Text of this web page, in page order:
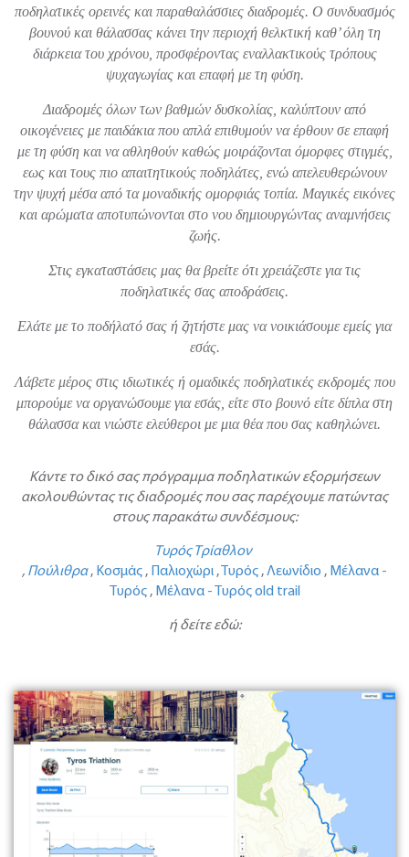
ποδηλατικές ορεινές και παραθαλάσσιες διαδρομές. Ο συνδυασμός
βουνού και θάλασσας κάνει την περιοχή θελκτική καθ’ όλη τη
διάρκεια του χρόνου, προσφέροντας εναλλακτικούς τρόπους
ψυχαγωγίας και επαφή με τη φύση.
Διαδρομές όλων των βαθμών δυσκολίας, καλύπτουν από
οικογένειες με παιδάκια που απλά επιθυμούν να έρθουν σε επαφή
με τη φύση και να αθληθούν καθώς μοιράζονται όμορφες στιγμές,
εως και τους πιο απαιτητικούς ποδηλάτες, ενώ απελευθερώνουν
την ψυχή μέσα από τα μοναδικής ομορφιάς τοπία. Μαγικές εικόνες
και αρώματα αποτυπώνονται στο νου δημιουργώντας αναμνήσεις
ζωής.
Στις εγκαταστάσεις μας θα βρείτε ότι χρειάζεστε για τις
ποδηλατικές σας αποδράσεις.
Ελάτε με το ποδήλατό σας ή ζητήστε μας να νοικιάσουμε εμείς για
εσάς.
Λάβετε μέρος στις ιδιωτικές ή ομαδικές ποδηλατικές εκδρομές που
μπορούμε να οργανώσουμε για εσάς, είτε στο βουνό είτε δίπλα στη
θάλασσα και νιώστε ελεύθεροι με μια θέα που σας καθηλώνει.
Κάντε το δικό σας πρόγραμμα ποδηλατικών εξορμήσεων
ακολουθώντας τις διαδρομές που σας παρέχουμε πατώντας
στους παρακάτω συνδέσμους:
Τυρός Τρίαθλον
, Πούλιθρα, Κοσμάς, Παλιοχώρι, Τυρός,Λεωνίδιο , Μέλανα -
Τυρός, Μέλανα - Τυρός old trail
ή δείτε εδώ: